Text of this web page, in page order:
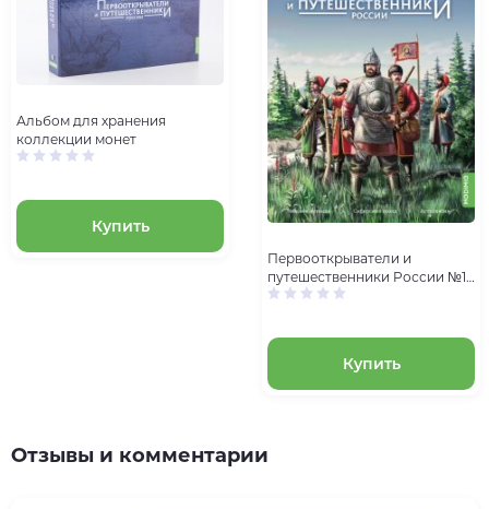
Альбом для хранения
коллекции монет
Купить
Первооткрыватели и
путешественники России №1,
Ермак Тимофеевич
Купить
Отзывы и комментарии